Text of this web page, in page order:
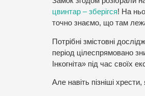
цвинтар – зберігся! На
точно знаємо, що там
Потрібні змістовні
період цілеспрямовано
Інкогніта» під час своїх
Але навіть пізніші